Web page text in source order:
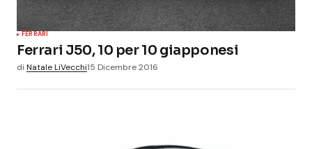
FERRARI
Ferrari J50, 10 per 10 giapponesi
di Natale LiVecchi15 Dicembre 2016